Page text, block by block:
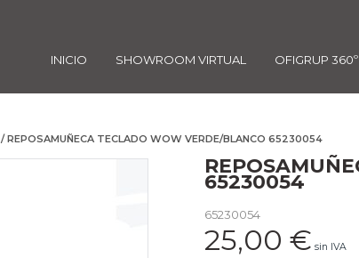
INICIO SHOWROOM VIRTUAL OFIGRUP 360º
/ REPOSAMUÑECA TECLADO WOW VERDE/BLANCO 65230054
65230054
65230054
25,00 € sin IVA